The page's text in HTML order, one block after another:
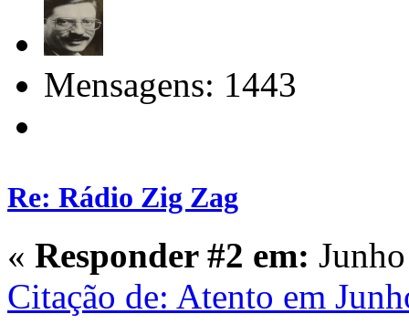
Mensagens: 1443
Re: Rádio Zig Zag
« Responder #2 em:
Citação de: Atento em